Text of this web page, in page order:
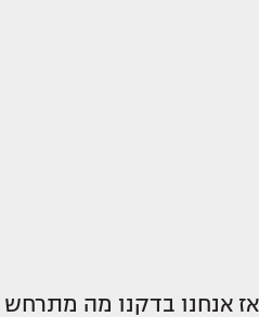
אז אנחנו בדקנו מה מתרחש